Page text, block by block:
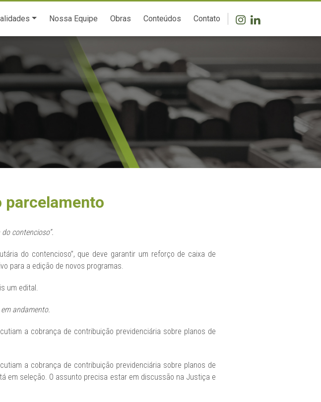
Nossa Equipe Obras Conteúdos Contato
parcelamento
contencioso”.
do contencioso”, que deve garantir um reforço de caixa de
para a edição de novos programas.
um edital.
andamento.
a cobrança de contribuição previdenciária sobre planos de
a cobrança de contribuição previdenciária sobre planos de
em seleção. O assunto precisa estar em discussão na Justiça e